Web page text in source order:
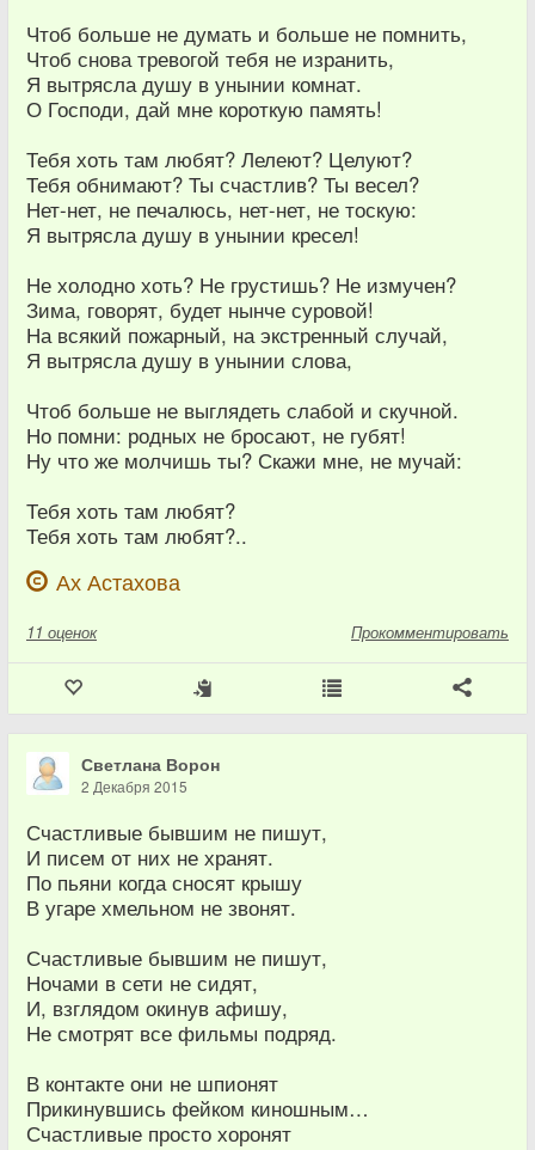
Чтоб больше не думать и больше не помнить,
Чтоб снова тревогой тебя не изранить,
Я вытрясла душу в унынии комнат.
О Господи, дай мне короткую память!
Тебя хоть там любят? Лелеют? Целуют?
Тебя обнимают? Ты счастлив? Ты весел?
Нет-нет, не печалюсь, нет-нет, не тоскую:
Я вытрясла душу в унынии кресел!
Не холодно хоть? Не грустишь? Не измучен?
Зима, говорят, будет нынче суровой!
На всякий пожарный, на экстренный случай,
Я вытрясла душу в унынии слова,
Чтоб больше не выглядеть слабой и скучной.
Но помни: родных не бросают, не губят!
Ну что же молчишь ты? Скажи мне, не мучай:
Тебя хоть там любят?
Тебя хоть там любят?..
Ах Астахова
11 оценок Прокомментировать
Светлана Ворон
2 Декабря 2015
Счастливые бывшим не пишут,
И писем от них не хранят.
По пьяни когда сносят крышу
В угаре хмельном не звонят.
Счастливые бывшим не пишут,
Ночами в сети не сидят,
И, взглядом окинув афишу,
Не смотрят все фильмы подряд.
В контакте они не шпионят
Прикинувшись фейком киношным…
Счастливые просто хоронят